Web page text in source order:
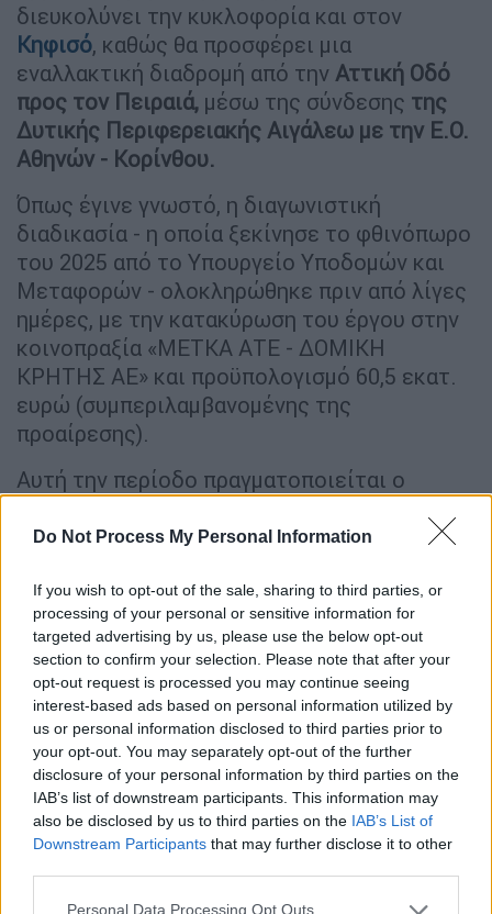
Do Not Process My Personal Information
If you wish to opt-out of the sale, sharing to third parties, or
processing of your personal or sensitive information for
targeted advertising by us, please use the below opt-out
section to confirm your selection. Please note that after your
opt-out request is processed you may continue seeing
interest-based ads based on personal information utilized by
us or personal information disclosed to third parties prior to
your opt-out. You may separately opt-out of the further
disclosure of your personal information by third parties on the
IAB’s list of downstream participants. This information may
also be disclosed by us to third parties on the IAB’s List of
Downstream Participants that may further disclose it to other
Please note that this website/app uses one or more Google
Personal Data Processing Opt Outs
διευκολύνει την κυκλοφορία και στον
Κηφισό, καθώς θα προσφέρει μια
εναλλακτική διαδρομή από την Αττική Οδό
προς τον Πειραιά, μέσω της σύνδεσης της
Δυτικής Περιφερειακής Αιγάλεω με την Ε.Ο.
Αθηνών - Κορίνθου.
Όπως έγινε γνωστό, η διαγωνιστική
διαδικασία - η οποία ξεκίνησε το φθινόπωρο
του 2025 από το Υπουργείο Υποδομών και
Μεταφορών - ολοκληρώθηκε πριν από λίγες
ημέρες, με την κατακύρωση του έργου στην
κοινοπραξία «ΜΕΤΚΑ ΑΤΕ - ΔΟΜΙΚΗ
ΚΡΗΤΗΣ ΑΕ» και προϋπολογισμό 60,5 εκατ.
ευρώ (συμπεριλαμβανομένης της
προαίρεσης).
Αυτή την περίοδο πραγματοποιείται ο
προσυμβατικής διαδικασίας από το
είναι η υπογραφή της σύμβασης.
Το τεχνικό αντικείμενο του έργου
Το έργο κρίθηκε αναγκαίο για τη βελτίωση
των κυκλοφοριακών συνθηκών στην περιοχή
τουΣκαραμαγκά, όπου εξυπηρετούνται
περίπου130 χιλ. οχήματα την ημέρα και οι
καθυστερήσεις υπερβαίνουν τα αποδεκτά
επίπεδασε καθημερινή βάση, ιδίως κατά τις
Η τριπλή παρέμβαση εστιάζει στη σύνδεση